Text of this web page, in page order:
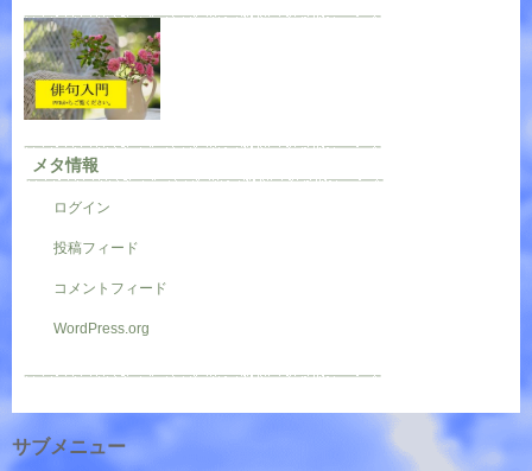
メタ情報
ログイン
投稿フィード
コメントフィード
WordPress.org
サブメニュー